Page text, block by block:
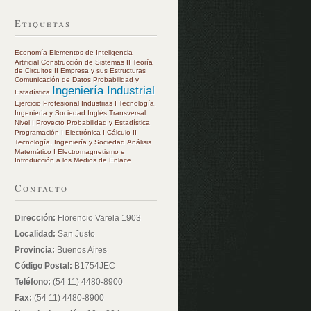
Etiquetas
Economía Elementos de Inteligencia
Artificial Construcción de Sistemas II Teoría
de Circuitos II Empresa y sus Estructuras
Comunicación de Datos Probabilidad y
Estadística Ingeniería Industrial
Ejercicio Profesional Industrias I Tecnología,
Ingeniería y Sociedad Inglés Transversal
Nivel I Proyecto Probabilidad y Estadística
Programación I Electrónica I Cálculo II
Tecnología, Ingeniería y Sociedad Análisis
Matemático I Electromagnetismo e
Introducción a los Medios de Enlace
Contacto
Dirección: Florencio Varela 1903
Localidad: San Justo
Provincia: Buenos Aires
Código Postal: B1754JEC
Teléfono: (54 11) 4480-8900
Fax: (54 11) 4480-8900